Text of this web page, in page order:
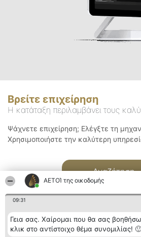
ΑΕΤΟΊ της οικοδομής
09:31
Γεια σας. Χαίρομαι που θα σας
κλικ στο αντίστοιχο θέμα συνομιλίας! 🙂
Βρείτε επιχείρηση
Η κατάταξη περιλαμβάνει τους
Ψάχνετε επιχείρηση; Ελέγξτε τη
Χρησιμοποιήστε την καλύτερη
Αναζήτηση